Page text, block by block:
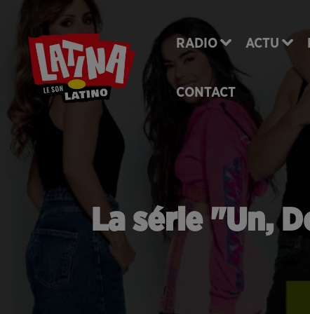
RADIO ACTU
CONTACT
La série "Un,